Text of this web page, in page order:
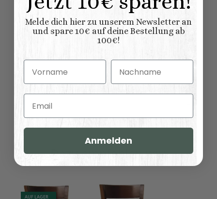
Inhalt: 2,00 Stück
Abmessungen (L
x B/T x H) (
Länge × Breite ×
51,00 × 43,00 × 86,00
cm
Bewertungen
Dazu empfehlen wir:
AUF LAGER
Melde dich hier zu unserem Newsletter an
und spare 10€ auf deine Bestellung ab
100€!
Vorname Nachname
Email
Anmelden